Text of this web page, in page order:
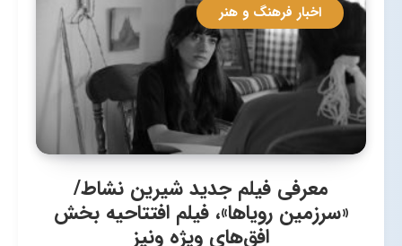
اخبار فرهنگ و هنر
معرفی فیلم جدید شیرین نشاط/
«سرزمین رویاها»، فیلم افتتاحیه بخش
افق‌های ویژه ونیز